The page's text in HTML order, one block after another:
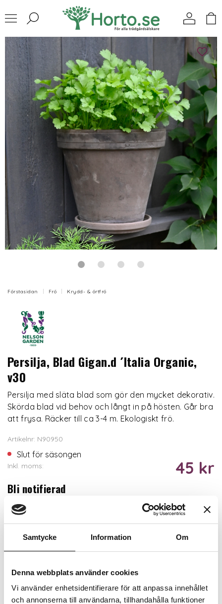
Samtycke Information Om
Denna webbplats använder cookies
Vi använder enhetsidentifierare för att anpassa innehållet
och annonserna till användarna, tillhandahålla funktioner
Förstasidan Frö Krydd- & örtfrö
Persilja, Blad Gigan.d ´Italia Organic,
v30
Persilja med släta blad som gör den mycket dekorativ.
Skörda blad vid behov och långt in på hösten. Går bra
att frysa. Räcker till ca 3-4 m. Ekologiskt frö.
Artikelnr: N90950
Slut för säsongen
Inkl. moms: 45 kr
Bli notifierad
Bevaka
Ekologiskt utbud
Valbara fraktmetoder